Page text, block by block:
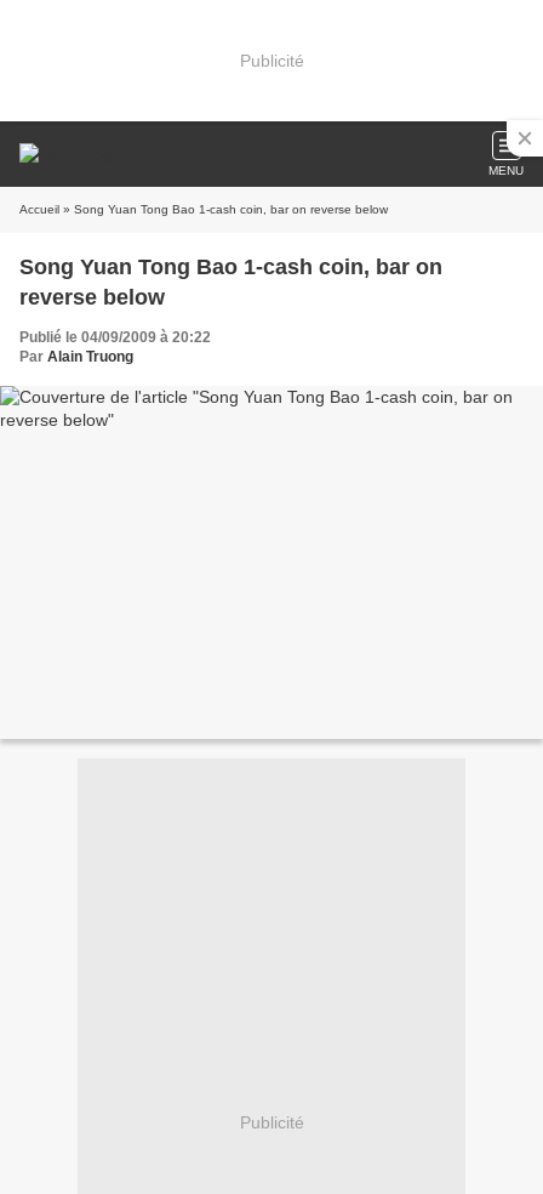
Publicité
MENU
Accueil » Song Yuan Tong Bao 1-cash coin, bar on reverse below
Song Yuan Tong Bao 1-cash coin, bar on
reverse below
Publié le 04/09/2009 à 20:22
Par Alain Truong
Publicité